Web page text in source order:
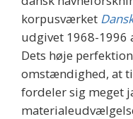
korpusværket
udgivet 1968-1996
Dets høje
omstændighed, at
fordeler sig meget